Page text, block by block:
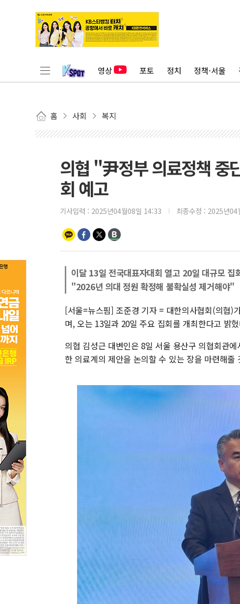
영상 포토 정치 정책·서울
홈 사회 복지
의협 "尹정부 의료정책 중
회 예고
기사입력 : 2025년04월08일 14:33 최종수정 : 2025년04
이달 13일 전국대표자대회 열고 20일 대규모 집
"2026년 의대 정원 확정해 불확실성 제거해야"
[서울=뉴스핌] 조준경 기자 = 대한의사협회(의협)
며, 오는 13일과 20일 주요 집회를 개최한다고 밝
의협 김성근 대변인은 8일 서울 용산구 의협회관
한 의료계의 제안을 논의할 수 있는 장을 마련해